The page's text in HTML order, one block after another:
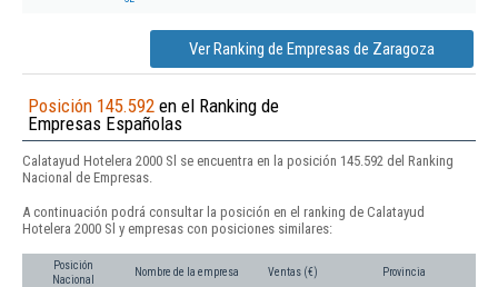
Ver Ranking de Empresas de Zaragoza
Posición 145.592 en el Ranking de
Empresas Españolas
Calatayud Hotelera 2000 Sl se encuentra en la posición 145.592 del Ranking
Nacional de Empresas.
A continuación podrá consultar la posición en el ranking de Calatayud
Hotelera 2000 Sl y empresas con posiciones similares:
Posición
Nacional
Nombre de la empresa Ventas (€) Provincia